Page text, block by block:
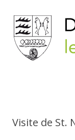
Visite de St.